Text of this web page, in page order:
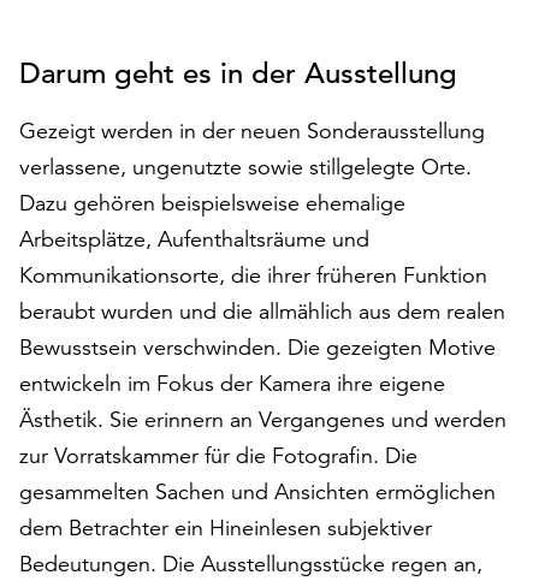
der
notwendig
sind
(funktionale
Cookies),
sowie
solche,
die
lediglich
zu
anonymen
Statistikzwecken
genutzt
werden.
Klicken
Sie
auf
Darum geht es in der Ausstellung
Gezeigt werden in der neuen Sonderausstellung
verlassene, ungenutzte sowie stillgelegte Orte.
Dazu gehören beispielsweise ehemalige
Arbeitsplätze, Aufenthaltsräume und
Kommunikationsorte, die ihrer früheren Funktion
beraubt wurden und die allmählich aus dem realen
Bewusstsein verschwinden. Die gezeigten Motive
entwickeln im Fokus der Kamera ihre eigene
Ästhetik. Sie erinnern an Vergangenes und werden
zur Vorratskammer für die Fotografin. Die
gesammelten Sachen und Ansichten ermöglichen
dem Betrachter ein Hineinlesen subjektiver
Bedeutungen. Die Ausstellungsstücke regen an,